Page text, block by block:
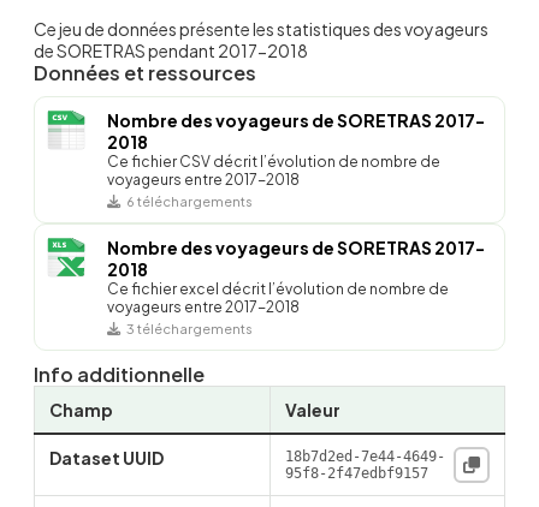
Ce jeu de données présente les statistiques des voyageurs
de SORETRAS pendant 2017-2018
Données et ressources
Nombre des voyageurs de SORETRAS 2017-
2018
Ce fichier CSV décrit l’évolution de nombre de
voyageurs entre 2017-2018
6 téléchargements
Nombre des voyageurs de SORETRAS 2017-
2018
Ce fichier excel décrit l’évolution de nombre de
voyageurs entre 2017-2018
3 téléchargements
Info additionnelle
Champ Valeur
Dataset UUID
18b7d2ed-7e44-4649-
95f8-2f47edbf9157